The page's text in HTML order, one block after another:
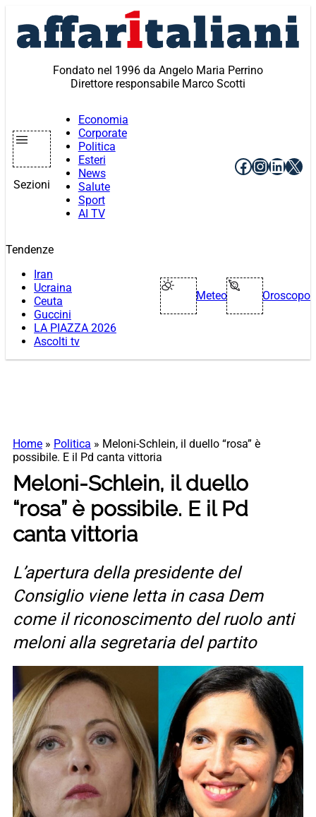
contenuto
Fondato nel 1996 da Angelo Maria Perrino
Direttore responsabile Marco Scotti
Sezioni
Economia
Corporate
Politica
Esteri
News
Salute
Sport
AI TV
Facebook
X
Tendenze
Iran
Ucraina
Ceuta
Guccini
LA PIAZZA 2026
Ascolti tv
Meteo Oroscopo
Home » Politica » Meloni-Schlein, il duello “rosa” è
possibile. E il Pd canta vittoria
Meloni-Schlein, il duello
“rosa” è possibile. E il Pd
canta vittoria
L’apertura della presidente del
Consiglio viene letta in casa Dem
come il riconoscimento del ruolo anti
meloni alla segretaria del partito